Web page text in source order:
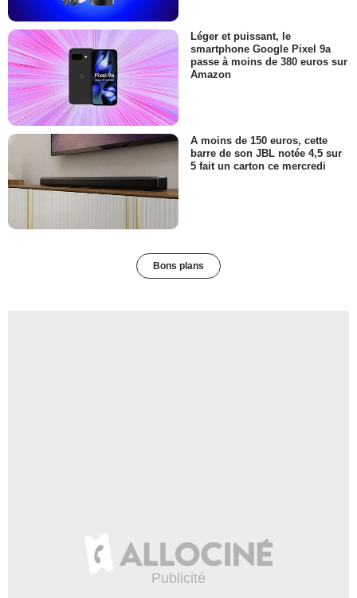
Léger et puissant, le
smartphone Google Pixel 9a
passe à moins de 380 euros sur
Amazon
A moins de 150 euros, cette
barre de son JBL notée 4,5 sur
5 fait un carton ce mercredi
Bons plans